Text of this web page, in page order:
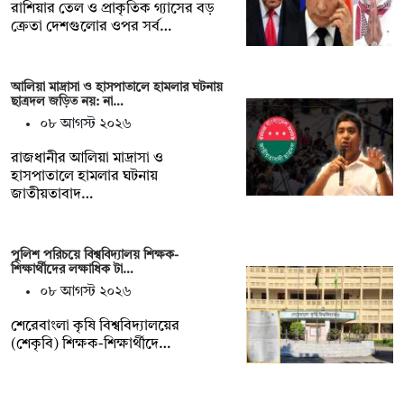
রাশিয়ার তেল ও প্রাকৃতিক গ্যাসের বড়
ক্রেতা দেশগুলোর ওপর সর্ব…
আলিয়া মাদ্রাসা ও হাসপাতালে হামলার ঘটনায়
ছাত্রদল জড়িত নয়: না…
০৮ আগস্ট ২০২৬
রাজধানীর আলিয়া মাদ্রাসা ও
হাসপাতালে হামলার ঘটনায়
জাতীয়তাবাদ…
পুলিশ পরিচয়ে বিশ্ববিদ্যালয় শিক্ষক-
শিক্ষার্থীদের লক্ষাধিক টা…
০৮ আগস্ট ২০২৬
শেরেবাংলা কৃষি বিশ্ববিদ্যালয়ের
(শেকৃবি) শিক্ষক-শিক্ষার্থীদে…